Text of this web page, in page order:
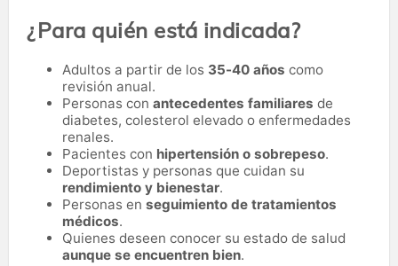
¿Para quién está indicada?
Adultos a partir de los 35-40 años como
revisión anual.
Personas con antecedentes familiares de
diabetes, colesterol elevado o enfermedades
renales.
Pacientes con hipertensión o sobrepeso.
Deportistas y personas que cuidan su
rendimiento y bienestar.
Personas en seguimiento de tratamientos
médicos.
Quienes deseen conocer su estado de salud
aunque se encuentren bien.